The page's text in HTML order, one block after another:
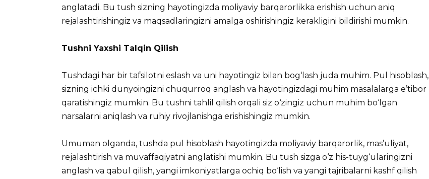
anglatadi. Bu tush sizning hayotingizda moliyaviy barqarorlikka erishish uchun aniq
rejalashtirishingiz va maqsadlaringizni amalga oshirishingiz kerakligini bildirishi mumkin.
Tushni Yaxshi Talqin Qilish
Tushdagi har bir tafsilotni eslash va uni hayotingiz bilan bog‘lash juda muhim. Pul hisoblash,
sizning ichki dunyoingizni chuqurroq anglash va hayotingizdagi muhim masalalarga e’tibor
qaratishingiz mumkin. Bu tushni tahlil qilish orqali siz o‘zingiz uchun muhim bo‘lgan
narsalarni aniqlash va ruhiy rivojlanishga erishishingiz mumkin.
Umuman olganda, tushda pul hisoblash hayotingizda moliyaviy barqarorlik, mas’uliyat,
rejalashtirish va muvaffaqiyatni anglatishi mumkin. Bu tush sizga o‘z his-tuyg‘ularingizni
anglash va qabul qilish, yangi imkoniyatlarga ochiq bo‘lish va yangi tajribalarni kashf qilish